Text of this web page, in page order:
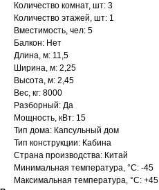
Количество комнат, шт: 3
Количество этажей, шт: 1
Вместимость, чел: 5
Балкон: Нет
Длина, м: 11,5
Ширина, м: 2,25
Высота, м: 2,45
Вес, кг: 8000
Разборный: Да
Мощность, кВт: 15
Тип дома: Капсульный дом
Тип конструкции: Кабина
Страна производства: Китай
Минимальная температура, °C: -45
Максимальная температура, °C: +45